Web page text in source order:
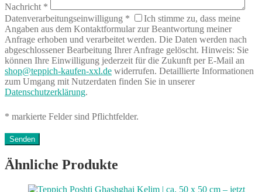
Nachricht *
Datenverarbeitungseinwilligung *
Ich stimme zu, dass meine
Angaben aus dem Kontaktformular zur Beantwortung meiner
Anfrage erhoben und verarbeitet werden. Die Daten werden nach
abgeschlossener Bearbeitung Ihrer Anfrage gelöscht. Hinweis: Sie
können Ihre Einwilligung jederzeit für die Zukunft per E-Mail an
shop@teppich-kaufen-xxl.de widerrufen. Detaillierte Informationen
zum Umgang mit Nutzerdaten finden Sie in unserer
Datenschutzerklärung.
* markierte Felder sind Pflichtfelder.
Ähnliche Produkte